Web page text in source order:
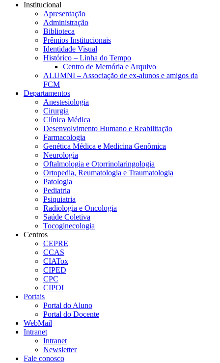
Institucional
Apresentação
Administração
Biblioteca
Prêmios Institucionais
Identidade Visual
Histórico – Linha do Tempo
Centro de Memória e Arquivo
ALUMNI – Associação de ex-alunos e amigos da
FCM
Departamentos
Anestesiologia
Cirurgia
Clínica Médica
Desenvolvimento Humano e Reabilitação
Farmacologia
Genética Médica e Medicina Genômica
Neurologia
Oftalmologia e Otorrinolaringologia
Ortopedia, Reumatologia e Traumatologia
Patologia
Pediatria
Psiquiatria
Radiologia e Oncologia
Saúde Coletiva
Tocoginecologia
Centros
CEPRE
CCAS
CIATox
CIPED
CPC
CIPOI
Portais
Portal do Aluno
Portal do Docente
WebMail
Intranet
Intranet
Newsletter
Fale conosco